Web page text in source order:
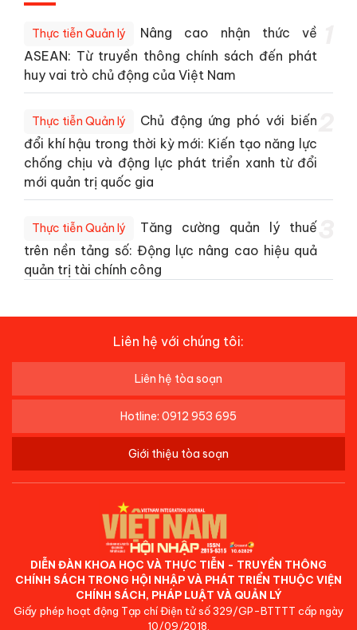
Thực tiễn Quản lý
Nâng cao nhận thức về
ASEAN: Từ truyền thông chính sách đến phát
huy vai trò chủ động của Việt Nam
Thực tiễn Quản lý
Chủ động ứng phó với biến
đổi khí hậu trong thời kỳ mới: Kiến tạo năng lực
chống chịu và động lực phát triển xanh từ đổi
mới quản trị quốc gia
Thực tiễn Quản lý
Tăng cường quản lý thuế
trên nền tảng số: Động lực nâng cao hiệu quả
quản trị tài chính công
Liên hệ với chúng tôi:
Liên hệ tòa soạn
Hotline: 0912 953 695
Giới thiệu tòa soạn
DIỄN ĐÀN KHOA HỌC VÀ THỰC TIỄN - TRUYỀN THÔNG
CHÍNH SÁCH TRONG HỘI NHẬP VÀ PHÁT TRIỂN THUỘC VIỆN
CHÍNH SÁCH, PHÁP LUẬT VÀ QUẢN LÝ
Giấy phép hoạt động Tạp chí Điện tử số 329/GP-BTTTT cấp ngày
10/09/2018.